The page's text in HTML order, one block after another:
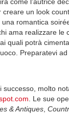
come l’autrice
un look
romantica
ama realizzare le
quali potrà
Preparatevi
successo, molto
. Le sue
& Antiques,